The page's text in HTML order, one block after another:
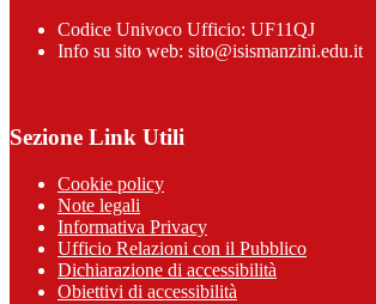
Codice Univoco Ufficio: UF11QJ
Info su sito web: sito@isismanzini.edu.it
Sezione Link Utili
Cookie policy
Note legali
Informativa Privacy
Ufficio Relazioni con il Pubblico
Dichiarazione di accessibilità
Obiettivi di accessibilità